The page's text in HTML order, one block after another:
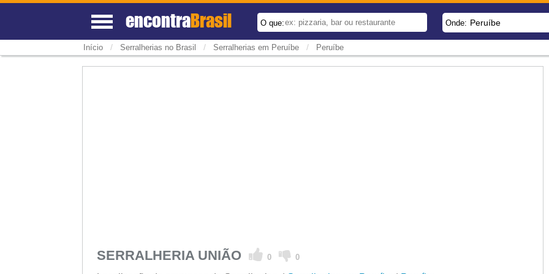
encontraBrasil O que: Onde: Peruíbe
Início / Serralherias no Brasil / Serralherias em Peruíbe / Peruíbe
SERRALHERIA UNIÃO 0 0